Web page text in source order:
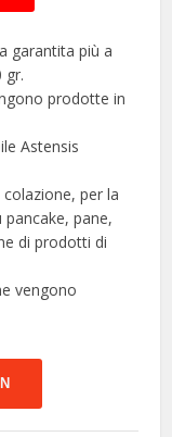
garantita più a
gr.
prodotte in
Astensis
colazione, per la
pane,
di prodotti di
vengono